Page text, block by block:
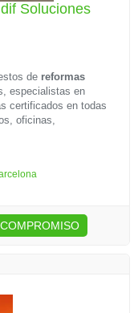
Soluciones
de reformas
especialistas en
certificados en todas
oficinas,